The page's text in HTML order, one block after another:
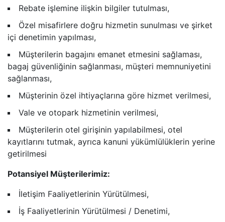
Rebate işlemine ilişkin bilgiler tutulması,
Özel misafirlere doğru hizmetin sunulması ve şirket
içi denetimin yapılması,
Müşterilerin bagajını emanet etmesini sağlaması,
bagaj güvenliğinin sağlanması, müşteri memnuniyetini
sağlanması,
Müşterinin özel ihtiyaçlarına göre hizmet verilmesi,
Vale ve otopark hizmetinin verilmesi,
Müşterilerin otel girişinin yapılabilmesi, otel
kayıtlarını tutmak, ayrıca kanuni yükümlülüklerin yerine
getirilmesi
Potansiyel Müşterilerimiz:
İletişim Faaliyetlerinin Yürütülmesi,
İş Faaliyetlerinin Yürütülmesi / Denetimi,